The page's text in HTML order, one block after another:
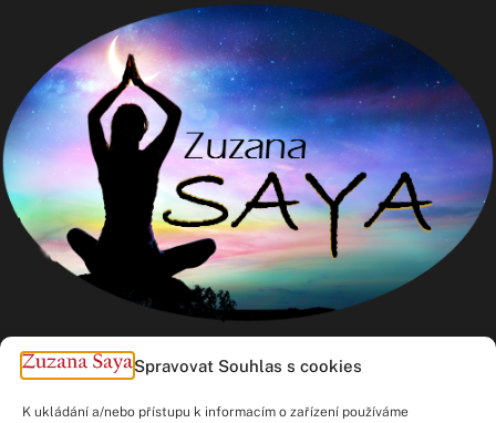
Spravovat Souhlas s cookies
K ukládání a/nebo přístupu k informacím o zařízení používáme